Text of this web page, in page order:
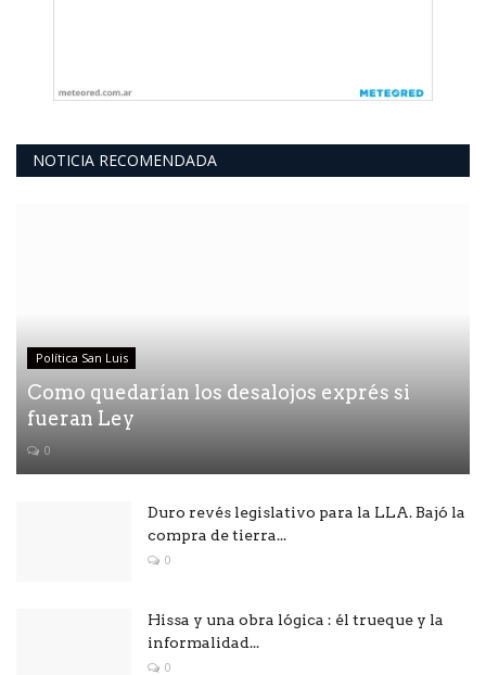
NOTICIA RECOMENDADA
Política San Luis
Como quedarían los desalojos exprés si
fueran Ley
0
Duro revés legislativo para la LLA. Bajó la
compra de tierra...
0
Hissa y una obra lógica : él trueque y la
informalidad...
0